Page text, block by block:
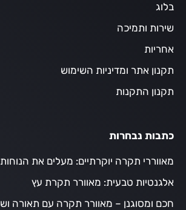
בלוג
שירות ותמיכה
אחריות
תקנון אתר ומדיניות השימוש
תקנון התקנות
כתבות נבחרות
מאווררי תקרה יוקרתיים: מעלים את הנוחות
אלגנטיות טבעית: מאוורר תקרת עץ
חכם ומסוגנן – מאוורר תקרה עם תאורה